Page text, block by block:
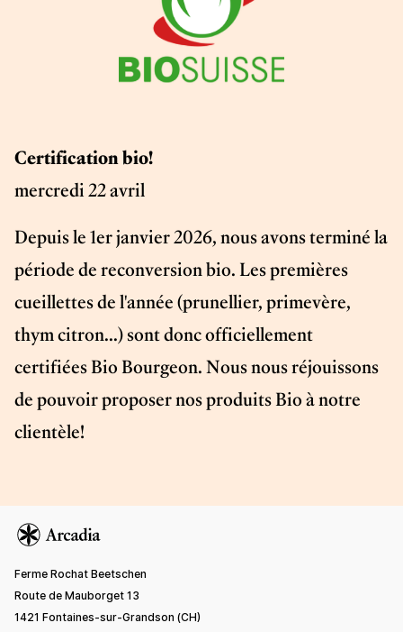
Certification bio!
mercredi 22 avril
Depuis le 1er janvier 2026, nous avons terminé la
période de reconversion bio. Les premières
cueillettes de l'année (prunellier, primevère,
thym citron...) sont donc officiellement
certifiées Bio Bourgeon. Nous nous réjouissons
de pouvoir proposer nos produits Bio à notre
clientèle!
Ferme Rochat Beetschen
Route de Mauborget 13
1421 Fontaines-sur-Grandson (CH)